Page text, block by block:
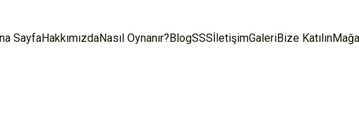
SayfaHakkımızdaNasıl Oynanır?BlogSSSİletişimGaleriBize Katılın